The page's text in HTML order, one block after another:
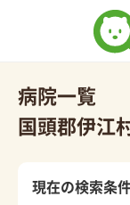
病院一覧
国頭郡伊江
現在の検索条